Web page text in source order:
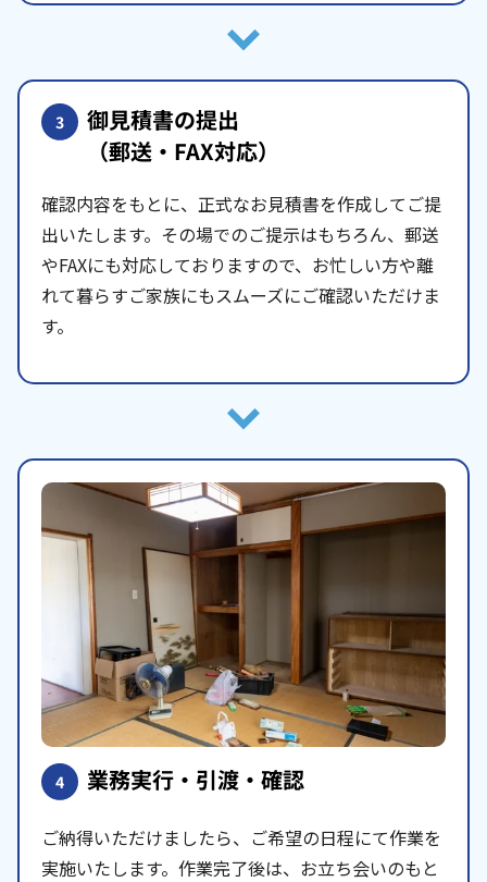
3 御見積書の提出
（郵送・FAX対応）
確認内容をもとに、正式なお見積書を作成してご提
出いたします。その場でのご提示はもちろん、郵送
やFAXにも対応しておりますので、お忙しい方や離
れて暮らすご家族にもスムーズにご確認いただけま
す。
4 業務実行・引渡・確認
ご納得いただけましたら、ご希望の日程にて作業を
実施いたします。作業完了後は、お立ち会いのもと